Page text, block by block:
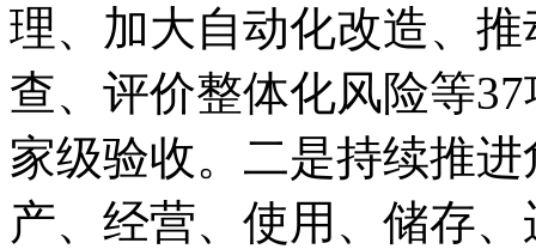
理、加大自动化改造、
查、评价整体化风险等
家级验收。二是持续推
产、经营、使用、储存